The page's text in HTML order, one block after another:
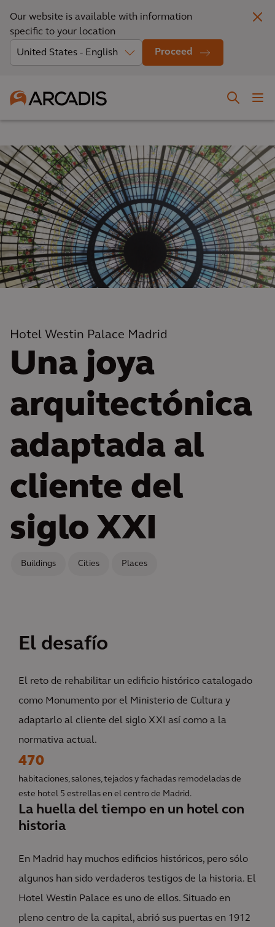
Our website is available with information
specific to your location
Proceed
Hotel Westin Palace Madrid
Una joya
arquitectónica
adaptada al
cliente del
siglo XXI
Buildings Cities Places
El desafío
El reto de rehabilitar un edificio histórico catalogado
como Monumento por el Ministerio de Cultura y
adaptarlo al cliente del siglo XXI así como a la
normativa actual.
470
habitaciones, salones, tejados y fachadas remodeladas de
este hotel 5 estrellas en el centro de Madrid.
La huella del tiempo en un hotel con
historia
En Madrid hay muchos edificios históricos, pero sólo
algunos han sido verdaderos testigos de la historia. El
Hotel Westin Palace es uno de ellos. Situado en
pleno centro de la capital, abrió sus puertas en 1912